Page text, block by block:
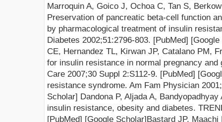
Marroquin A, Goico J, Ochoa C, Tan S,
Preservation of pancreatic beta-cell function
by pharmacological treatment of insulin
Diabetes 2002;51:2796-803. [PubMed] [
CE, Hernandez TL, Kirwan JP, Catalano PM,
for insulin resistance in normal pregnancy and
Care 2007;30 Suppl 2:S112-9. [PubMed] [
resistance syndrome. Am Fam Physician
Scholar] Dandona P, Aljada A,
insulin resistance, obesity and diabetes.
[PubMed] [Google Scholar]Bastard JP,